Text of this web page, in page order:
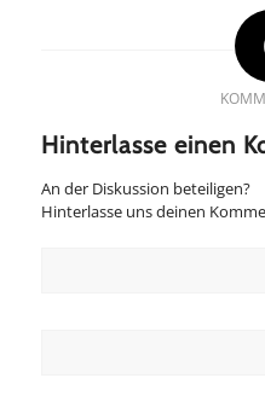
Hinterlasse einen
An der Diskussion beteiligen?
Hinterlasse uns deinen